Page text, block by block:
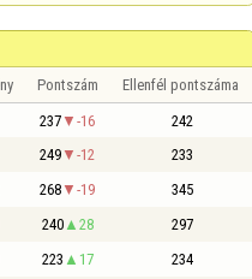
Pontszám Ellenfél pontszáma
237 -16 242
249 -12 233
268 -19 345
240 28 297
223 17 234